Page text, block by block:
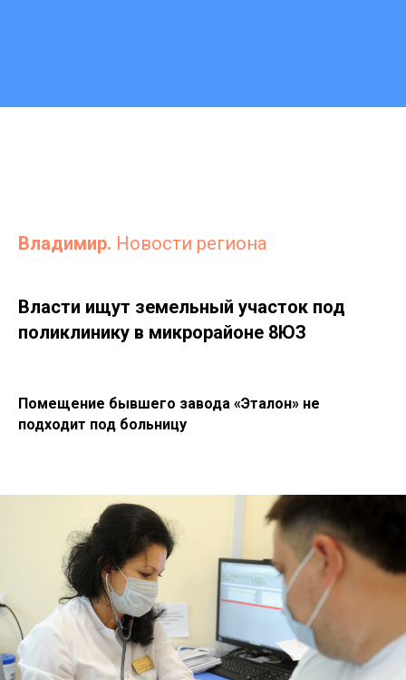
Владимир. Новости региона
Власти ищут земельный участок под
поликлинику в микрорайоне 8ЮЗ
Помещение бывшего завода «Эталон» не
подходит под больницу